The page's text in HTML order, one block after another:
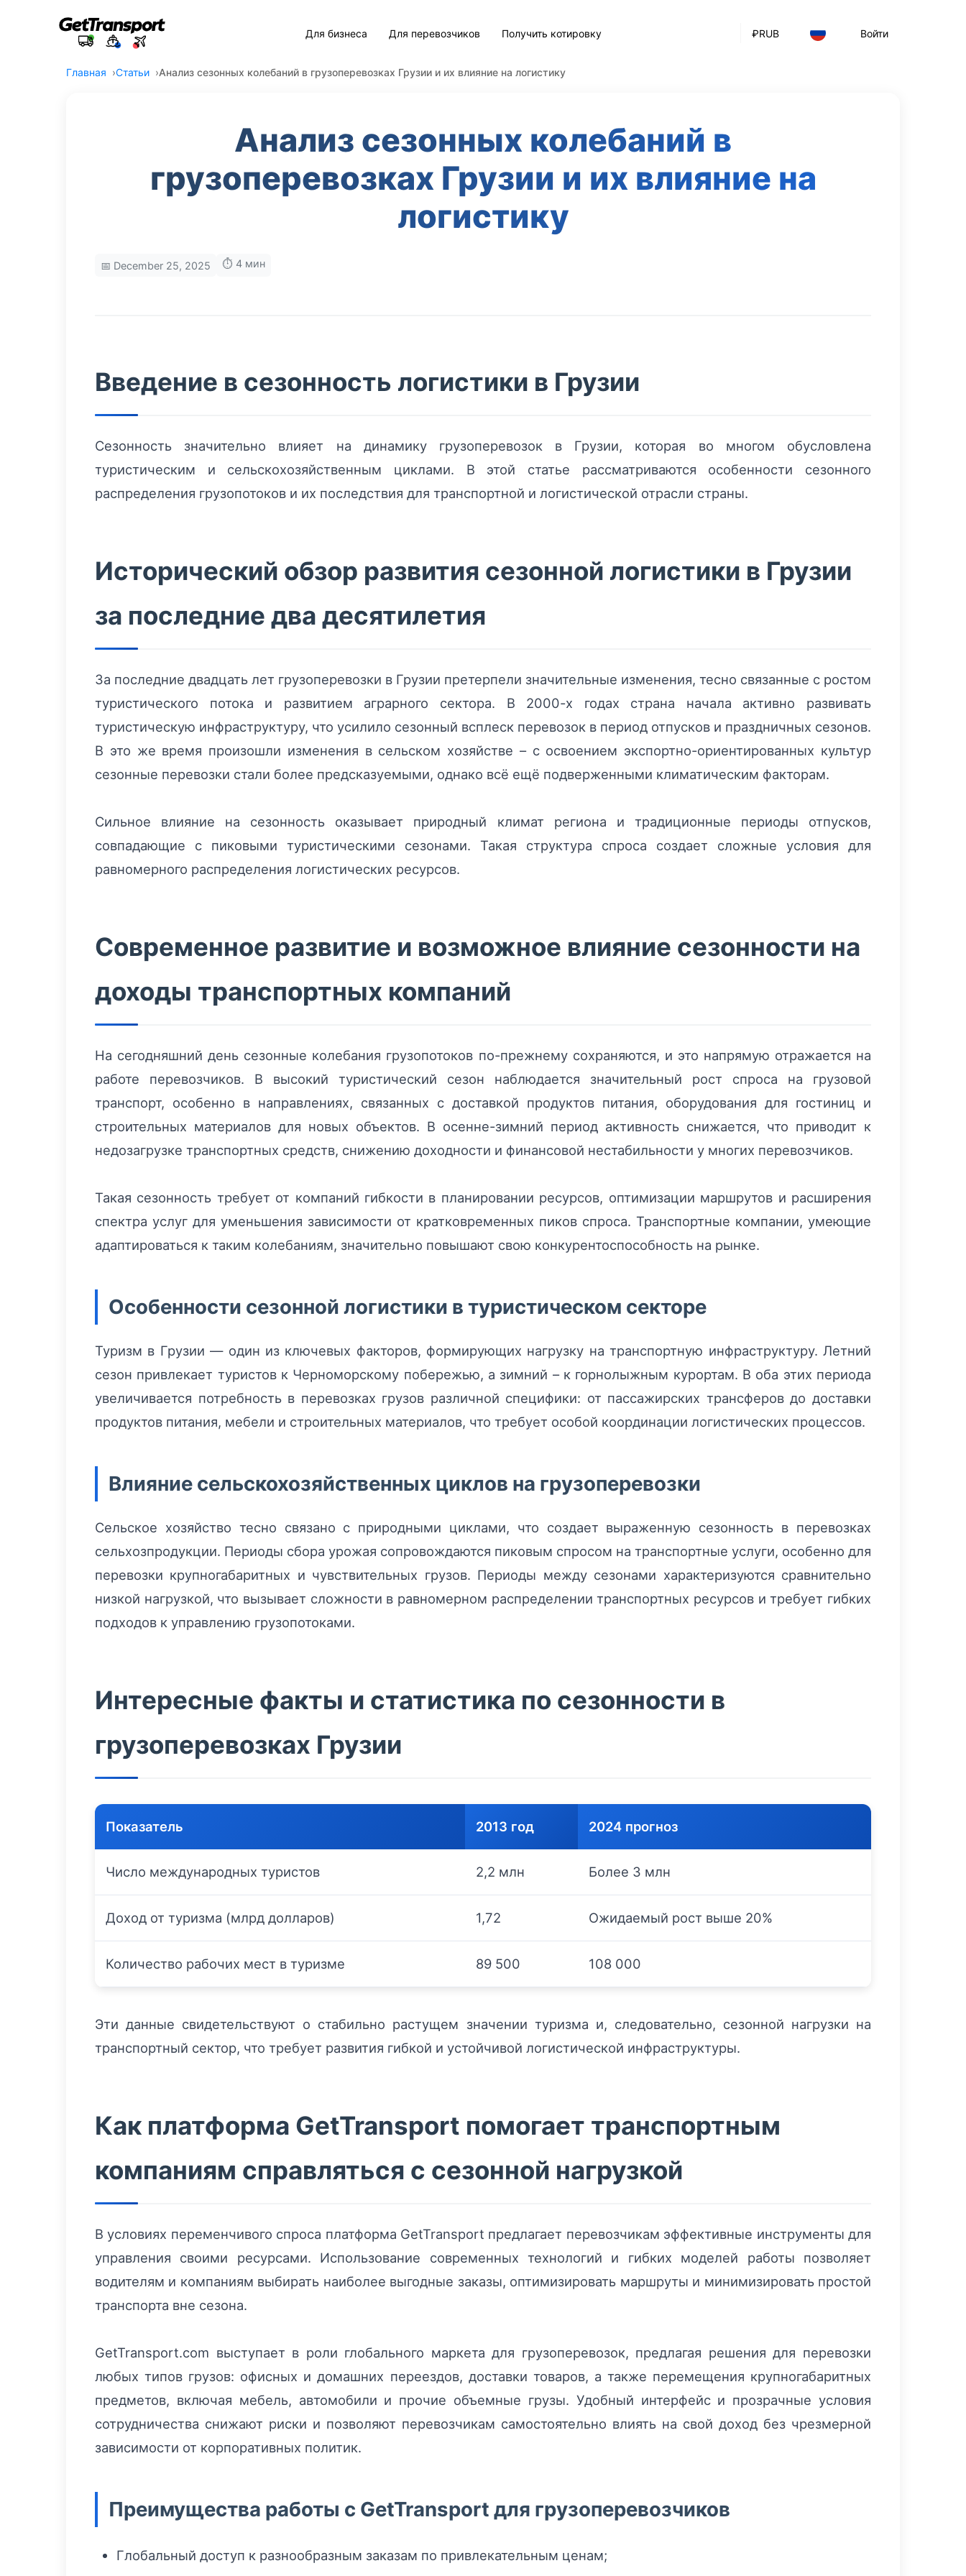
₽RUB Войти
Для бизнеса Для перевозчиков Получить котировку
Главная Статьи Анализ сезонных колебаний в грузоперевозках Грузии и их влияние на логистику
Анализ сезонных колебаний в
грузоперевозках Грузии и их влияние на
логистику
📅 December 25, 2025 ⏱️ 4 мин
Введение в сезонность логистики в Грузии
Сезонность значительно влияет на динамику грузоперевозок в Грузии, которая во многом обусловлена
туристическим и сельскохозяйственным циклами. В этой статье рассматриваются особенности сезонного
распределения грузопотоков и их последствия для транспортной и логистической отрасли страны.
Исторический обзор развития сезонной логистики в Грузии
за последние два десятилетия
За последние двадцать лет грузоперевозки в Грузии претерпели значительные изменения, тесно связанные с ростом
туристического потока и развитием аграрного сектора. В 2000-х годах страна начала активно развивать
туристическую инфраструктуру, что усилило сезонный всплеск перевозок в период отпусков и праздничных сезонов.
В это же время произошли изменения в сельском хозяйстве – с освоением экспортно-ориентированных культур
сезонные перевозки стали более предсказуемыми, однако всё ещё подверженными климатическим факторам.
Сильное влияние на сезонность оказывает природный климат региона и традиционные периоды отпусков,
совпадающие с пиковыми туристическими сезонами. Такая структура спроса создает сложные условия для
равномерного распределения логистических ресурсов.
Современное развитие и возможное влияние сезонности на
доходы транспортных компаний
На сегодняшний день сезонные колебания грузопотоков по-прежнему сохраняются, и это напрямую отражается на
работе перевозчиков. В высокий туристический сезон наблюдается значительный рост спроса на грузовой
транспорт, особенно в направлениях, связанных с доставкой продуктов питания, оборудования для гостиниц и
строительных материалов для новых объектов. В осенне-зимний период активность снижается, что приводит к
недозагрузке транспортных средств, снижению доходности и финансовой нестабильности у многих перевозчиков.
Такая сезонность требует от компаний гибкости в планировании ресурсов, оптимизации маршрутов и расширения
спектра услуг для уменьшения зависимости от кратковременных пиков спроса. Транспортные компании, умеющие
адаптироваться к таким колебаниям, значительно повышают свою конкурентоспособность на рынке.
Особенности сезонной логистики в туристическом секторе
Туризм в Грузии — один из ключевых факторов, формирующих нагрузку на транспортную инфраструктуру. Летний
сезон привлекает туристов к Черноморскому побережью, а зимний – к горнолыжным курортам. В оба этих периода
увеличивается потребность в перевозках грузов различной специфики: от пассажирских трансферов до доставки
продуктов питания, мебели и строительных материалов, что требует особой координации логистических процессов.
Влияние сельскохозяйственных циклов на грузоперевозки
Сельское хозяйство тесно связано с природными циклами, что создает выраженную сезонность в перевозках
сельхозпродукции. Периоды сбора урожая сопровождаются пиковым спросом на транспортные услуги, особенно для
перевозки крупногабаритных и чувствительных грузов. Периоды между сезонами характеризуются сравнительно
низкой нагрузкой, что вызывает сложности в равномерном распределении транспортных ресурсов и требует гибких
подходов к управлению грузопотоками.
Интересные факты и статистика по сезонности в
грузоперевозках Грузии
Показатель 2013 год 2024 прогноз
Число международных туристов 2,2 млн Более 3 млн
Доход от туризма (млрд долларов) 1,72 Ожидаемый рост выше 20%
Количество рабочих мест в туризме 89 500 108 000
Эти данные свидетельствуют о стабильно растущем значении туризма и, следовательно, сезонной нагрузки на
транспортный сектор, что требует развития гибкой и устойчивой логистической инфраструктуры.
Как платформа GetTransport помогает транспортным
компаниям справляться с сезонной нагрузкой
В условиях переменчивого спроса платформа GetTransport предлагает перевозчикам эффективные инструменты для
управления своими ресурсами. Использование современных технологий и гибких моделей работы позволяет
водителям и компаниям выбирать наиболее выгодные заказы, оптимизировать маршруты и минимизировать простой
транспорта вне сезона.
GetTransport.com выступает в роли глобального маркета для грузоперевозок, предлагая решения для перевозки
любых типов грузов: офисных и домашних переездов, доставки товаров, а также перемещения крупногабаритных
предметов, включая мебель, автомобили и прочие объемные грузы. Удобный интерфейс и прозрачные условия
сотрудничества снижают риски и позволяют перевозчикам самостоятельно влиять на свой доход без чрезмерной
зависимости от корпоративных политик.
Преимущества работы с GetTransport для грузоперевозчиков
Глобальный доступ к разнообразным заказам по привлекательным ценам;